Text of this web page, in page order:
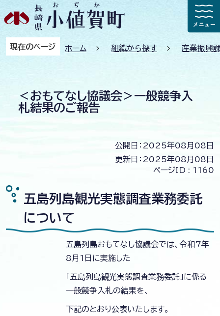
現在のページ ホーム 組織から探す 産業振興
＜おもてなし協議会＞一般競争入
札結果のご報告
公開日：2025年08月08日
更新日：2025年08月08日
ページID : 1160
五島列島観光実態調査業務委託
について
五島列島おもてなし協議会では、令和7年
8月1日に実施した
「五島列島観光実態調査業務委託」に係る
一般競争入札の結果を、
下記のとおり公表いたします。